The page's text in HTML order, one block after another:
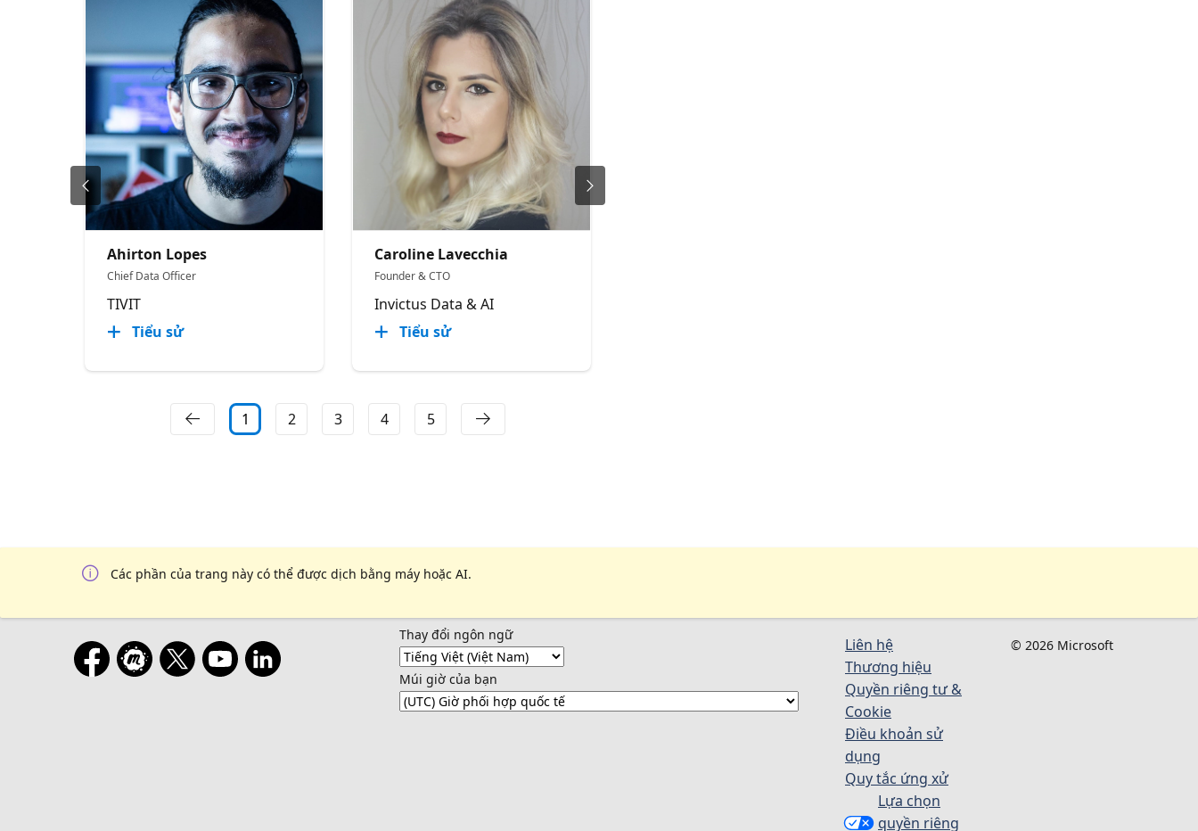
Ahirton Lopes
Chief Data Officer
TIVIT
Tiểu sử
Caroline Lavecchia
Founder & CTO
Invictus Data & AI
Tiểu sử
1 2 3 4 5
Các phần của trang này có thể được dịch bằng máy hoặc AI.
Thay đổi ngôn ngữ
Múi giờ của bạn
Liên hệ
Thương hiệu
Quyền riêng tư &
Cookie
Điều khoản sử
dụng
Quy tắc ứng xử
Lựa chọn
quyền riêng
© 2026 Microsoft